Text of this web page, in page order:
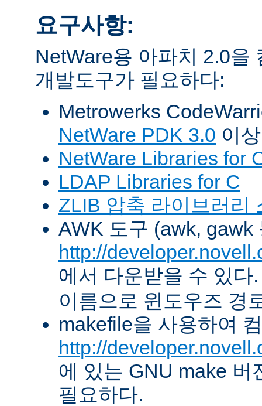
요구사항:
NetWare용 아파치 2.0을
개발도구가 필요하다:
Metrowerks
NetWare PDK 3.0 이
NetWare Libraries for
LDAP Libraries for C
ZLIB 압축 라이브러리
AWK 도구 (awk, gawk
http://
에서 다운받을 수 있
이름으로 윈도우즈 경
makefile을 사용하여
http://
에 있는 GNU make 버
필요하다.